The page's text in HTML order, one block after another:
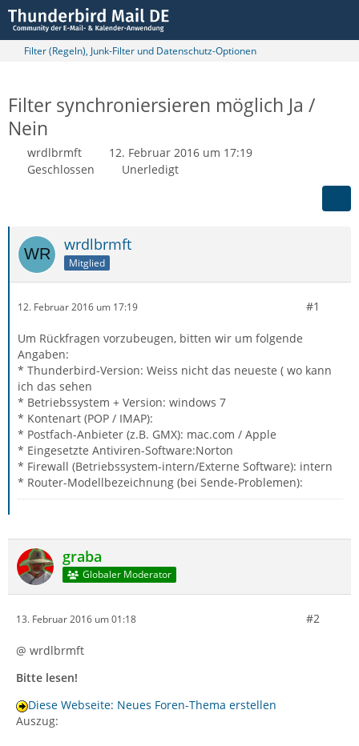
Filter (Regeln), Junk-Filter und Datenschutz-Optionen
Filter synchroniersieren möglich Ja /
Nein
wrdlbrmft
12. Februar 2016 um 17:19
Geschlossen
Unerledigt
wrdlbrmft
Mitglied
12. Februar 2016 um 17:19 #1
Um Rückfragen vorzubeugen, bitten wir um folgende
Angaben:
* Thunderbird-Version: Weiss nicht das neueste ( wo kann
ich das sehen
* Betriebssystem + Version: windows 7
* Kontenart (POP / IMAP):
* Postfach-Anbieter (z.B. GMX): mac.com / Apple
* Eingesetzte Antiviren-Software:Norton
* Firewall (Betriebssystem-intern/Externe Software): intern
* Router-Modellbezeichnung (bei Sende-Problemen):
graba
Globaler Moderator
13. Februar 2016 um 01:18 #2
@ wrdlbrmft
Bitte lesen!
Diese Webseite: Neues Foren-Thema erstellen
Auszug: